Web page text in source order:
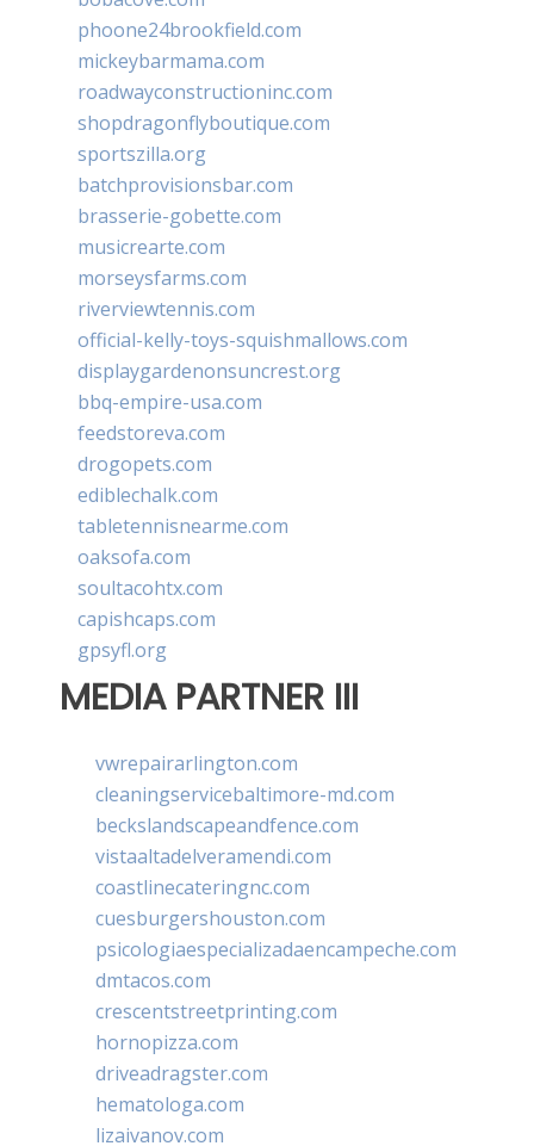
phoone24brookfield.com
mickeybarmama.com
roadwayconstructioninc.com
shopdragonflyboutique.com
sportszilla.org
batchprovisionsbar.com
brasserie-gobette.com
musicrearte.com
morseysfarms.com
riverviewtennis.com
official-kelly-toys-squishmallows.com
displaygardenonsuncrest.org
bbq-empire-usa.com
feedstoreva.com
drogopets.com
ediblechalk.com
tabletennisnearme.com
oaksofa.com
soultacohtx.com
capishcaps.com
gpsyfl.org
MEDIA PARTNER III
vwrepairarlington.com
cleaningservicebaltimore-md.com
beckslandscapeandfence.com
vistaaltadelveramendi.com
coastlinecateringnc.com
cuesburgershouston.com
psicologiaespecializadaencampeche.com
dmtacos.com
crescentstreetprinting.com
hornopizza.com
driveadragster.com
hematologa.com
lizaivanov.com